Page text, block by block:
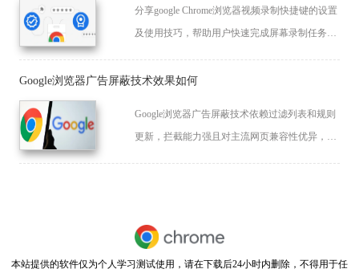
分享google Chrome浏览器视频录制快捷键的设置
及使用技巧，帮助用户快速完成屏幕录制任务，
Google浏览器广告屏蔽技术效果如何
Google浏览器广告屏蔽技术依赖过滤列表和规则
更新，拦截能力强且对主流网页兼容性优异，能
本站提供的软件仅为个人学习测试使用，请在下载后24小时内删除，不得用于任